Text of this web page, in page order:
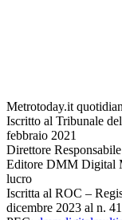
Metrotoday.it
Iscritto al Tribunale
febbraio 2021
Direttore
Editore DMM Digital
lucro
Iscritta al ROC –
dicembre 2023 al n.